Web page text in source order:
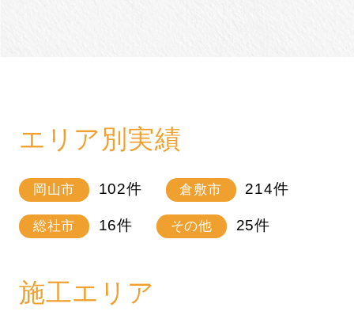
エリア別実績
岡山市 102件 倉敷市 214件
総社市 16件 その他 25件
施工エリア